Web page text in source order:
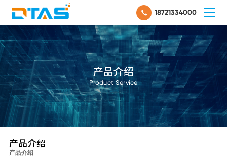
18721334000
产品介绍
Product Service
产品介绍
产品介绍